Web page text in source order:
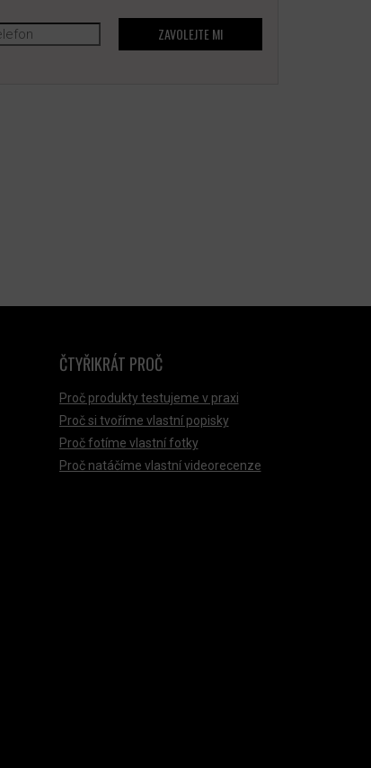
ZAVOLEJTE MI
ČTYŘIKRÁT PROČ
Proč produkty testujeme v praxi
Proč si tvoříme vlastní popisky
Proč fotíme vlastní fotky
Proč natáčíme vlastní videorecenze